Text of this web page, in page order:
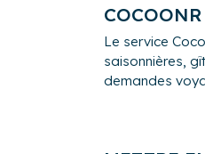
COCOONR
Le service
saisonnières,
demandes